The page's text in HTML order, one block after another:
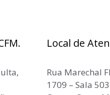
Local de
Rua Marechal
1709 – Sala 503